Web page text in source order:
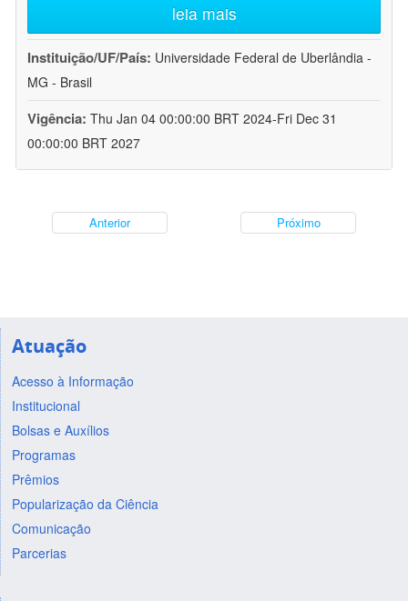
leia mais
Instituição/UF/País: Universidade Federal de Uberlândia -
MG - Brasil
Vigência: Thu Jan 04 00:00:00 BRT 2024-Fri Dec 31
00:00:00 BRT 2027
Anterior Próximo
Atuação
Acesso à Informação
Institucional
Bolsas e Auxílios
Programas
Prêmios
Popularização da Ciência
Comunicação
Parcerias